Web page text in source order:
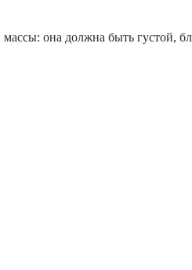
она должна быть густой,